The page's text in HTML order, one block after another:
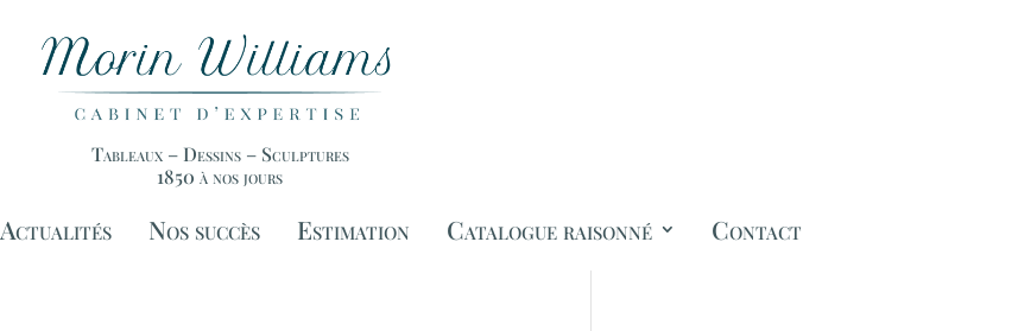
Tableaux – Dessins – Sculptures
1850 à nos jours
Actualités Nos succès Estimation Catalogue raisonné Contact